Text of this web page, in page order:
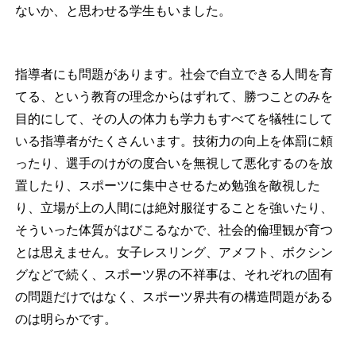
ないか、と思わせる学生もいました。
指導者にも問題があります。社会で自立できる人間を育
てる、という教育の理念からはずれて、勝つことのみを
目的にして、その人の体力も学力もすべてを犠牲にして
いる指導者がたくさんいます。技術力の向上を体罰に頼
ったり、選手のけがの度合いを無視して悪化するのを放
置したり、スポーツに集中させるため勉強を敵視した
り、立場が上の人間には絶対服従することを強いたり、
そういった体質がはびこるなかで、社会的倫理観が育つ
とは思えません。女子レスリング、アメフト、ボクシン
グなどで続く、スポーツ界の不祥事は、それぞれの固有
の問題だけではなく、スポーツ界共有の構造問題がある
のは明らかです。